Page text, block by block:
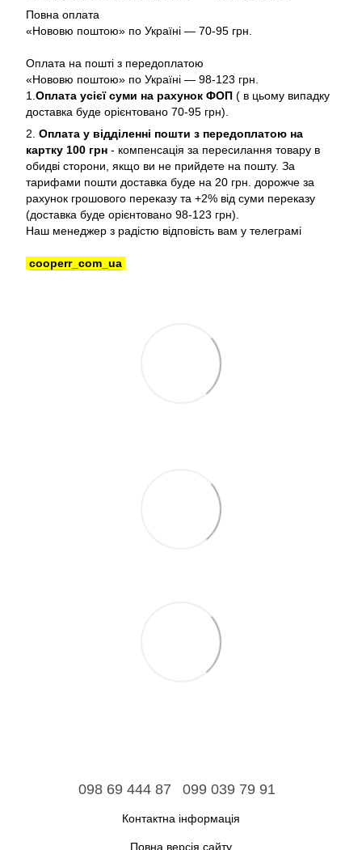
Повна оплата
«Нововю поштою» по Україні — 70-95 грн.
Оплата на пошті з передоплатою
«Нововю поштою» по Україні — 98-123 грн.
1. Оплата усієї суми на рахунок ФОП ( в цьому випадку
доставка буде орієнтовано 70-95 грн).
2. Оплата у відділенні пошти з передоплатою на
картку 100 грн - компенсація за пересилання товару в
обидві сторони, якщо ви не прийдете на пошту. За
тарифами пошти доставка буде на 20 грн. дорожче за
рахунок грошового переказу та +2% від суми переказу
(доставка буде орієнтовано 98-123 грн).
Наш менеджер з радістю відповість вам у телеграмі
cooperr_com_ua
098 69 444 87 099 039 79 91
Контактна інформація
Повна версія сайту